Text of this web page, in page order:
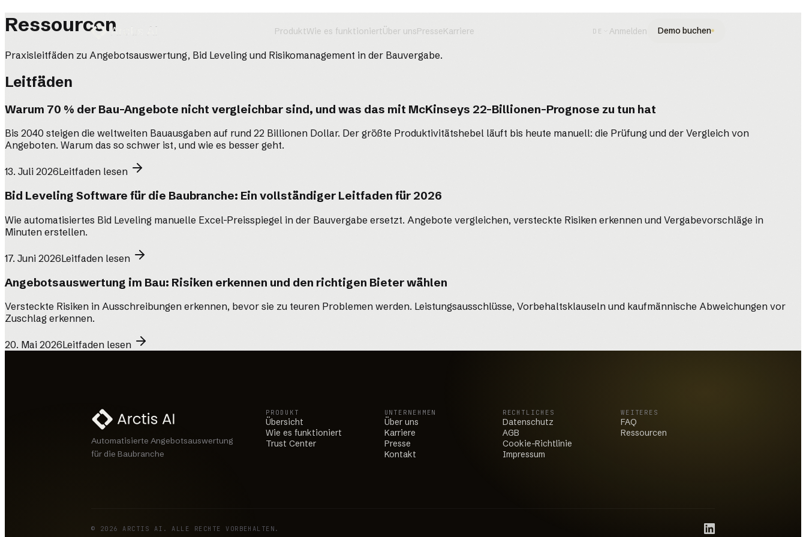
ProduktWie es funktioniertÜber unsPresseKarriere DE Anmelden Demo buchen
Produkt
Wie es funktioniert→
Über uns
Karriere
Ressourcen
Praxisleitfäden zu Angebotsauswertung, Bid Leveling und Risikomanagement in der Bauvergabe.
Leitfäden
Warum 70 % der Bau-Angebote nicht vergleichbar sind, und was das mit McKinseys 22-Billionen-Prognose zu tun hat
Bis 2040 steigen die weltweiten Bauausgaben auf rund 22 Billionen Dollar. Der größte Produktivitätshebel läuft bis heute manuell: die Prüfung und der Vergleich von
Angeboten. Warum das so schwer ist, und wie es besser geht.
13. Juli 2026Leitfaden lesen
Bid Leveling Software für die Baubranche: Ein vollständiger Leitfaden für 2026
Wie automatisiertes Bid Leveling manuelle Excel-Preisspiegel in der Bauvergabe ersetzt. Angebote vergleichen, versteckte Risiken erkennen und Vergabevorschläge in
Minuten erstellen.
17. Juni 2026Leitfaden lesen
Angebotsauswertung im Bau: Risiken erkennen und den richtigen Bieter wählen
Versteckte Risiken in Ausschreibungen erkennen, bevor sie zu teuren Problemen werden. Leistungsausschlüsse, Vorbehaltsklauseln und kaufmännische Abweichungen vor
Zuschlag erkennen.
20. Mai 2026Leitfaden lesen
Automatisierte Angebotsauswertung
für die Baubranche
PRODUKT
Übersicht
Wie es funktioniert
Trust Center
UNTERNEHMEN
Über uns
Karriere
Presse
Kontakt
RECHTLICHES
Datenschutz
AGB
Cookie-Richtlinie
Impressum
WEITERES
FAQ
Ressourcen
© 2026 ARCTIS AI. ALLE RECHTE VORBEHALTEN.